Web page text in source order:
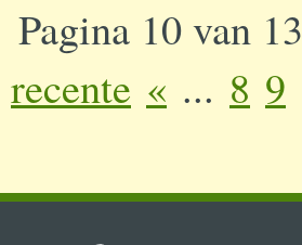
Pagina 10 van 13
recente « ... 8 9